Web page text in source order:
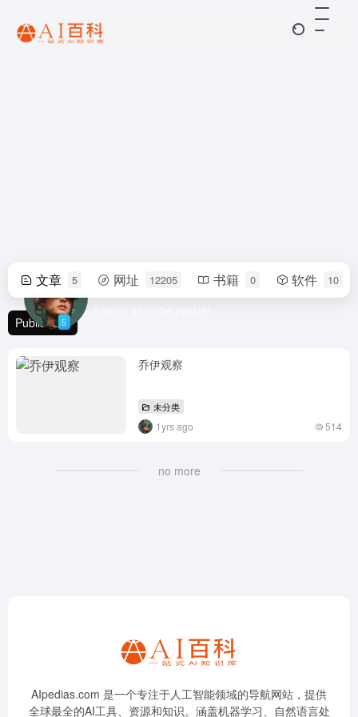
Ryan
文章 5 网址 12205 书籍 0 软件 10
Publish 5
乔伊观察
未分类
1yrs ago 514
no more
AIpedias.com 是一个专注于人工智能领域的导航网站，提供
全球最全的AI工具、资源和知识。涵盖机器学习、自然语言处